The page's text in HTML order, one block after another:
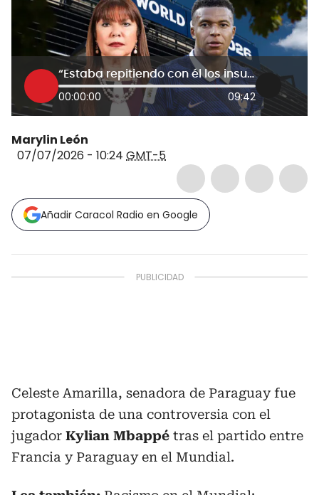
“Estaba repitiendo con él los insultos que me hacen”: Senadora paraguaya por controversia con Mbappé
00:00:00 09:42
Marylin León
07/07/2026 - 10:24 GMT-5
Añadir Caracol Radio en Google
Celeste Amarilla, senadora de Paraguay fue
protagonista de una controversia con el
jugador Kylian Mbappé tras el partido entre
Francia y Paraguay en el Mundial.